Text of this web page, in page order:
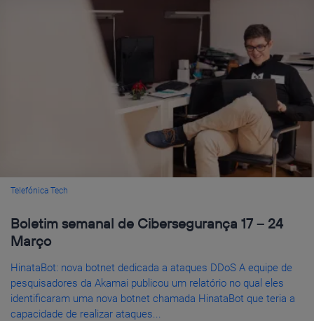
Telefónica Tech
Boletim semanal de Cibersegurança 17 – 24
Março
HinataBot: nova botnet dedicada a ataques DDoS A equipe de
pesquisadores da Akamai publicou um relatório no qual eles
identificaram uma nova botnet chamada HinataBot que teria a
capacidade de realizar ataques...